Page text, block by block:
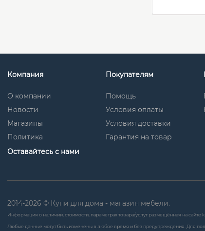
Компания
О компании
Новости
Магазины
Политика
Покупателям
Помощь
Условия оплаты
Условия доставки
Гарантия на товар
Оставайтесь с нами
2014-2026 © Купи для дома - магазин мебели.
Информация о наличии, стоимости, параметрах товара/услуг размещённая на
Любые данные могут быть изменены в любое время и без предупреждения. Для